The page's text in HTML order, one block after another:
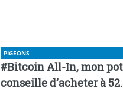
PIGEONS
#Bitcoin All-In, mon
conseille d’acheter à